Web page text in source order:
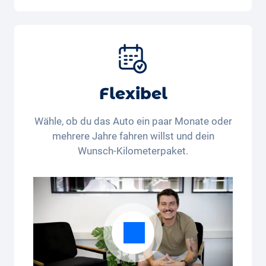
Flexibel
Wähle, ob du das Auto ein paar Monate oder
mehrere Jahre fahren willst und dein
Wunsch-Kilometerpaket.